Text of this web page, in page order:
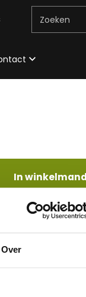
Over
Zoeken
In winkelmand
/ wensen